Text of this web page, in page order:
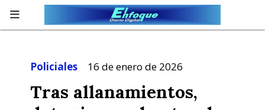
Tras allanamientos,
Policiales 16 de enero de 2026